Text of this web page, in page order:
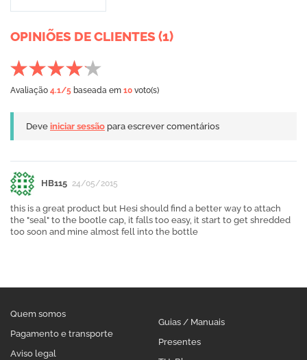
OPINIÕES DE CLIENTES (1)
Avaliação 4.1/5 baseada em 10 voto(s)
Deve iniciar sessão para escrever comentários
HB115 24/05/2015
this is a great product but Hesi should find a better way to attach
the "seal" to the bootle cap, it falls too easy, it start to get shredded
too soon and mine almost fell into the bottle
Quem somos
Pagamento e transporte
Aviso legal
Guias / Manuais
Presentes